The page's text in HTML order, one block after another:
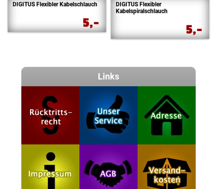
DIGITUS Flexibler Kabelschlauch
5,-
DIGITUS Flexibler
Kabelspiralschlauch
5,-
Links